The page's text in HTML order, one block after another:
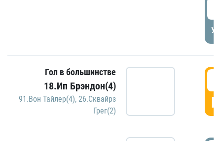
Гол в большинстве
18.Ип Брэндон(4)
91.Вон Тайлер(4), 26.Сквайрз
Грег(2)